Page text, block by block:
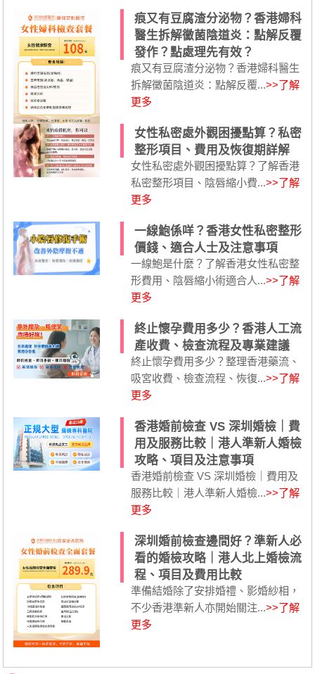
痕又有豆腐渣分泌物？香港婦科
醫生拆解黴菌陰道炎：點解反覆
發作？點處理先有效？
痕又有豆腐渣分泌物？香港婦科醫生
拆解黴菌陰道炎：點解反覆...>>了解
更多
女性私密處外觀困擾點算？私密
整形項目、費用及恢復期詳解
女性私密處外觀困擾點算？了解香港
私密整形項目、陰唇縮小費...>>了解
更多
一線鮑係咩？香港女性私密整形
價錢、適合人士及注意事項
一線鮑是什麼？了解香港女性私密整
形費用、陰唇縮小術適合人...>>了解
更多
終止懷孕費用多少？香港人工流
產收費、檢查流程及專業建議
終止懷孕費用多少？整理香港藥流、
吸宮收費、檢查流程、恢復...>>了解
更多
香港婚前檢查 VS 深圳婚檢｜費
用及服務比較｜港人準新人婚檢
攻略、項目及注意事項
香港婚前檢查 VS 深圳婚檢｜費用及
服務比較｜港人準新人婚檢...>>了解
更多
深圳婚前檢查邊間好？準新人必
看的婚檢攻略｜港人北上婚檢流
程、項目及費用比較
準備結婚除了安排婚禮、影婚紗相，
不少香港準新人亦開始關注...>>了解
更多